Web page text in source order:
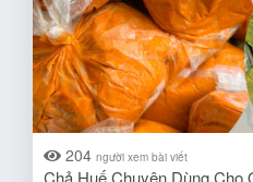
204 người xem bài viết
Chả Huế Chuyên Dùng Cho